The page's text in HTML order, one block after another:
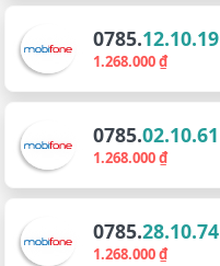
0785.12.10.19
1.268.000 ₫
0785.02.10.61
1.268.000 ₫
0785.28.10.74
1.268.000 ₫